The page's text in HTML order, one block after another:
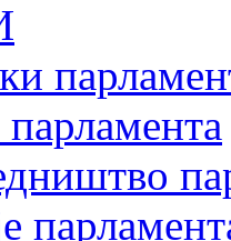
парламента